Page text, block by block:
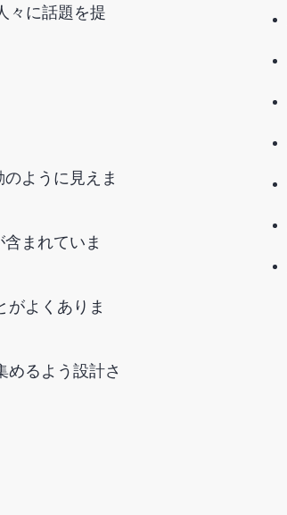
々に話題を提
ように見えま
まれていま
がよくありま
めるよう設計さ